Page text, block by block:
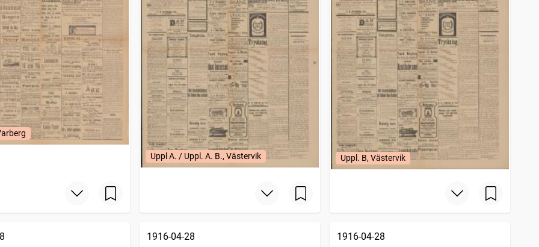
Uppl A. / Uppl. A. B., Västervik Uppl. B, Västervik
1916-04-28
1916-04-28